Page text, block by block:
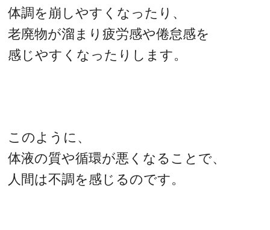
体調を崩しやすくなったり、
老廃物が溜まり疲労感や倦怠感を
感じやすくなったりします。
このように、
体液の質や循環が悪くなることで、
人間は不調を感じるのです。